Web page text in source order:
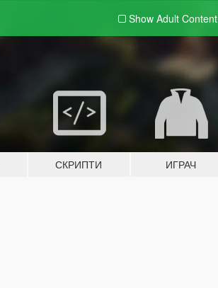
Show Adult Content
СКРИПТИ ИГРАЧ